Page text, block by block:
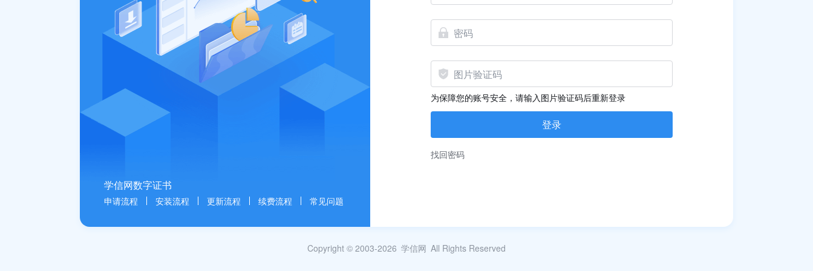
学信网数字证书
申请流程 安装流程 更新流程 续费流程 常见问题
为保障您的账号安全，请输入图片验证码后重新登录
找回密码
Copyright © 2003-2026 学信网 All Rights Reserved